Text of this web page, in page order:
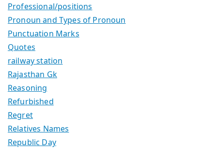
Professional/positions
Pronoun and Types of Pronoun
Punctuation Marks
Quotes
railway station
Rajasthan Gk
Reasoning
Refurbished
Regret
Relatives Names
Republic Day